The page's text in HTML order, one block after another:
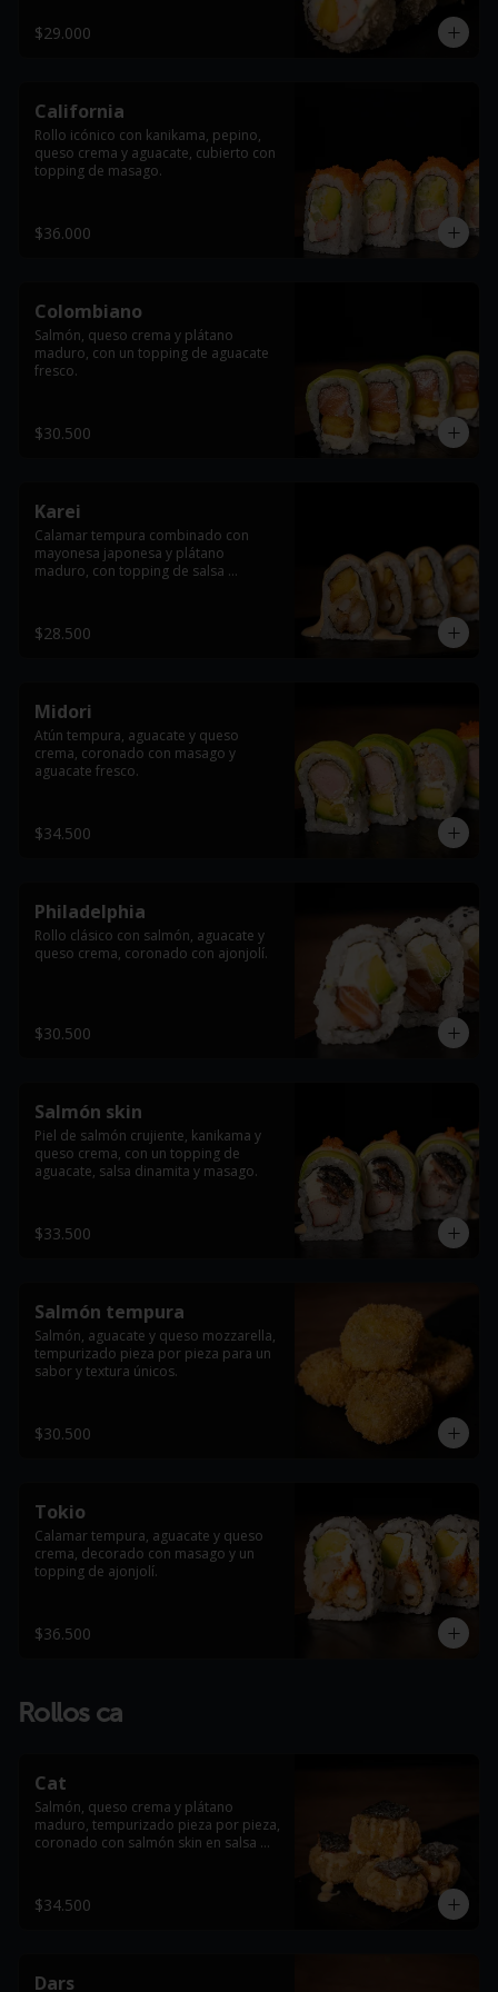
$29.000
California
Rollo icónico con kanikama, pepino,
queso crema y aguacate, cubierto con
topping de masago.
$36.000
Colombiano
Salmón, queso crema y plátano
maduro, con un topping de aguacate
fresco.
$30.500
Karei
Calamar tempura combinado con
mayonesa japonesa y plátano
maduro, con topping de salsa
$28.500
Midori
Atún tempura, aguacate y queso
crema, coronado con masago y
aguacate fresco.
$34.500
Philadelphia
Rollo clásico con salmón, aguacate y
queso crema, coronado con ajonjolí.
$30.500
Salmón skin
Piel de salmón crujiente, kanikama y
queso crema, con un topping de
aguacate, salsa dinamita y masago.
$33.500
Salmón tempura
Salmón, aguacate y queso mozzarella,
tempurizado pieza por pieza para un
sabor y textura únicos.
$30.500
Tokio
Calamar tempura, aguacate y queso
crema, decorado con masago y un
topping de ajonjolí.
$36.500
Rollos ca
Cat
Salmón, queso crema y plátano
maduro, tempurizado pieza por pieza,
coronado con salmón skin en salsa
$34.500
Dars